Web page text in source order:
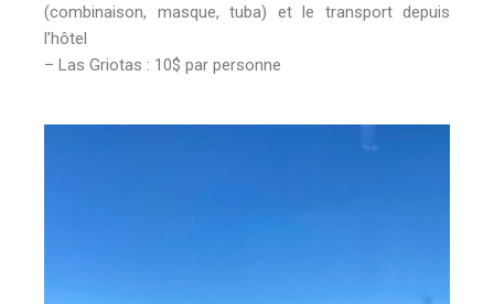
(combinaison, masque, tuba) et le transport depuis
l’hôtel
– Las Griotas : 10$ par personne